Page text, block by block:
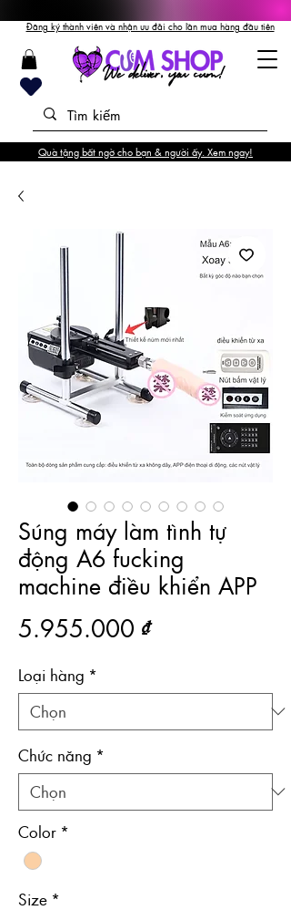
Đăng ký thành viên và nhận ưu đãi cho lần mua hàng đầu tiên
Quà tặng bất ngờ cho bạn & người ấy. Xem ngay!
Súng máy làm tình tự
động A6 fucking
machine điều khiển APP
5.955.000 ₫Giá
Loại hàng *
Chức năng *
Color *
Size *